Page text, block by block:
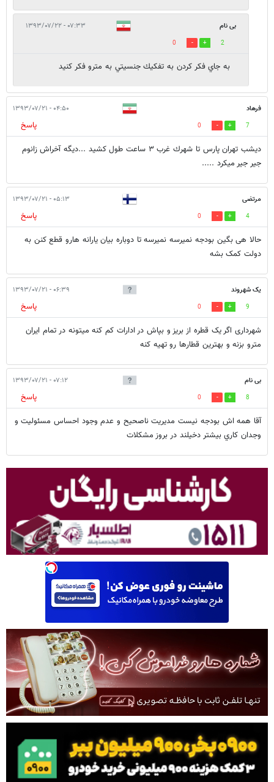
بی نام ۰۷:۳۳ - ۱۳۹۳/۰۷/۲۲
2
0
به جاي فكر كردن به تفكيك جنسيتي به مترو فكر كنيد
فرهاد ۰۴:۵۰ - ۱۳۹۳/۰۷/۲۱
7
0
پاسخ
ديشب تهران پارس تا شهرك غرب ٣ ساعت طول كشيد ...ديگه آخراش زانوم
جير جير ميكرد .....
مرتضی ۰۵:۱۳ - ۱۳۹۳/۰۷/۲۱
4
0
پاسخ
حالا هی بگین بودجه نمیرسه نمیرسه تا دوباره بیان یارانه هارو قطع کنن به
دولت کمک بشه
یک شهروند ۰۶:۳۹ - ۱۳۹۳/۰۷/۲۱
9
0
پاسخ
شهرداری اگر یک قطره از بریز و بپاش در ادارات کم کنه میتونه در تمام ایران
مترو بزنه و بهترین قطارها رو تهیه کنه
بی نام ۰۷:۱۲ - ۱۳۹۳/۰۷/۲۱
8
0
پاسخ
آقا همه اش بودجه نيست مديريت ناصحيح و عدم وجود احساس مسئوليت و
وجدان كاري بيشتر دخيلند در بروز مشكلات